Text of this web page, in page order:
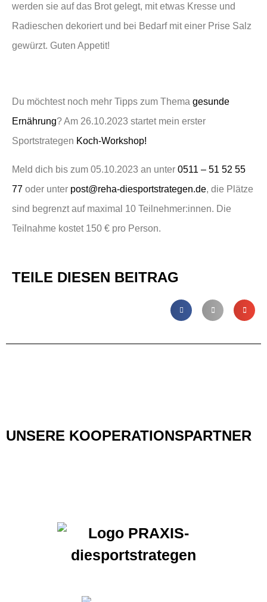
werden sie auf das Brot gelegt, mit etwas Kresse und
Radieschen dekoriert und bei Bedarf mit einer Prise Salz
gewürzt. Guten Appetit!
Du möchtest noch mehr Tipps zum Thema gesunde
Ernährung? Am 26.10.2023 startet mein erster
Sportstrategen Koch-Workshop!
Meld dich bis zum 05.10.2023 an unter 0511 – 51 52 55
77 oder unter post@reha-diesportstrategen.de, die Plätze
sind begrenzt auf maximal 10 Teilnehmer:innen. Die
Teilnahme kostet 150 € pro Person.
TEILE DIESEN BEITRAG
UNSERE KOOPERATIONSPARTNER